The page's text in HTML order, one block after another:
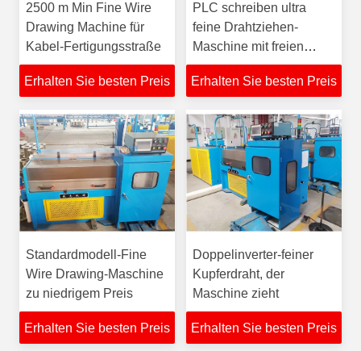
2500 m Min Fine Wire
Drawing Machine für
Kabel-Fertigungsstraße
Erhalten Sie besten Preis
PLC schreiben ultra
feine Drahtziehen-
Maschine mit freien
Teilen
Erhalten Sie besten Preis
Standardmodell-Fine
Wire Drawing-Maschine
zu niedrigem Preis
Erhalten Sie besten Preis
Doppelinverter-feiner
Kupferdraht, der
Maschine zieht
Erhalten Sie besten Preis